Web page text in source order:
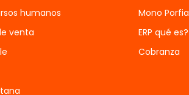
humanos
venta
Mono
ERP qué es?
Cobranza